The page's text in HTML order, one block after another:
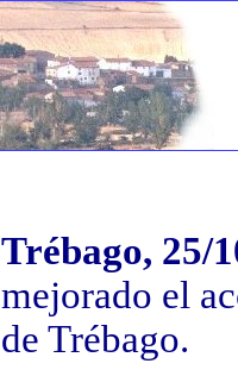
Trébago, 25/
mejorado el
de Trébago.